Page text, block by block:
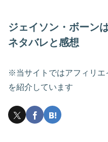
ジェイソン・ボーン
ネタバレと感想
※当サイトではアフィリエ
を紹介しています